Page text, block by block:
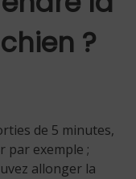
?
de 5 minutes,
par exemple ;
allonger la